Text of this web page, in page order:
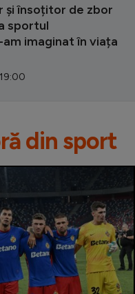
și însoțitor de zbor
sportul
imaginat în viața
din sport